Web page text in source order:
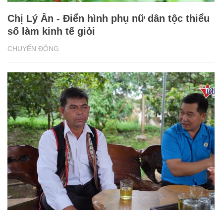
CHUYỂN ĐỘNG
Chị Lý Ân - Điển hình phụ nữ dân tộc thiểu
số làm kinh tế giỏi